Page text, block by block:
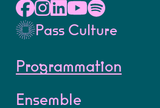
Pass Culture
Programmation
Ensemble